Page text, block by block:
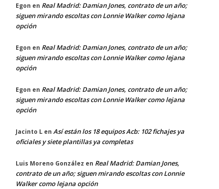
Egon en Real Madrid: Damian Jones, contrato de un año;
siguen mirando escoltas con Lonnie Walker como lejana
opción
Egon en Real Madrid: Damian Jones, contrato de un año;
siguen mirando escoltas con Lonnie Walker como lejana
opción
Egon en Real Madrid: Damian Jones, contrato de un año;
siguen mirando escoltas con Lonnie Walker como lejana
opción
Jacinto L en Así están los 18 equipos Acb: 102 fichajes ya
oficiales y siete plantillas ya completas
Luis Moreno González en Real Madrid: Damian Jones,
contrato de un año; siguen mirando escoltas con Lonnie
Walker como lejana opción